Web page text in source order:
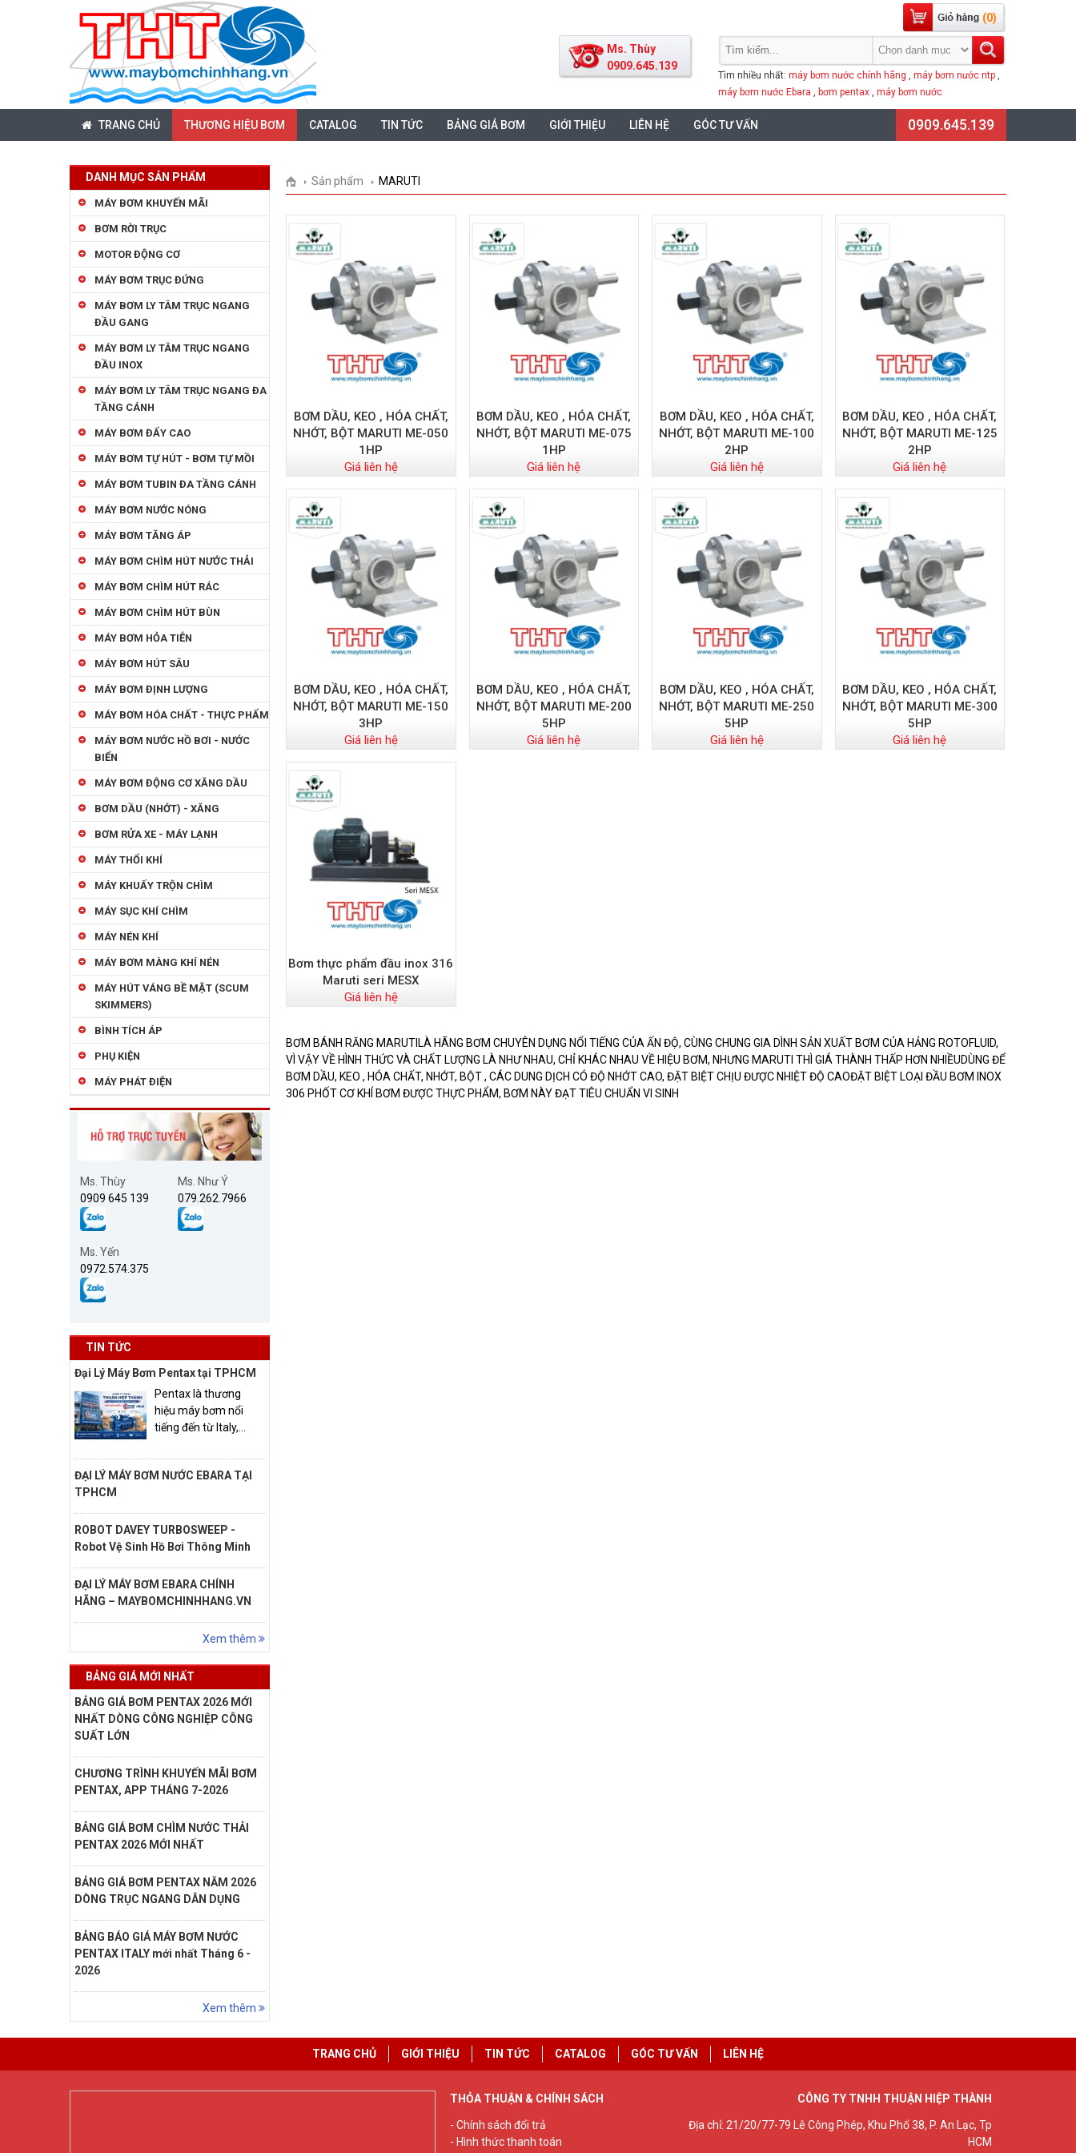
(0)
Tìm nhiều nhất: máy bơm nước chính hãng , máy bơm nước ntp ,
máy bơm nước Ebara , bơm pentax , máy bơm nước
Ms. Thùy
0909.645.139
TRANG CHỦ THƯƠNG HIỆU BƠM CATALOG TIN TỨC BẢNG GIÁ BƠM GIỚI THIỆU LIÊN HỆ GÓC TƯ VẤN 0909.645.139
DANH MỤC SẢN PHẨM
MÁY BƠM KHUYẾN MÃI
BƠM RỜI TRỤC
MOTOR ĐỘNG CƠ
MÁY BƠM TRỤC ĐỨNG
MÁY BƠM LY TÂM TRỤC NGANG
ĐẦU GANG
MÁY BƠM LY TÂM TRỤC NGANG
ĐẦU INOX
MÁY BƠM LY TÂM TRỤC NGANG ĐA
TẦNG CÁNH
MÁY BƠM ĐẨY CAO
MÁY BƠM TỰ HÚT - BƠM TỰ MỒI
MÁY BƠM TUBIN ĐA TẦNG CÁNH
MÁY BƠM NƯỚC NÓNG
MÁY BƠM TĂNG ÁP
MÁY BƠM CHÌM HÚT NƯỚC THẢI
MÁY BƠM CHÌM HÚT RÁC
MÁY BƠM CHÌM HÚT BÙN
MÁY BƠM HỎA TIỄN
MÁY BƠM HÚT SÂU
MÁY BƠM ĐỊNH LƯỢNG
MÁY BƠM HÓA CHẤT - THỰC PHẨM
MÁY BƠM NƯỚC HỒ BƠI - NƯỚC
BIỂN
MÁY BƠM ĐỘNG CƠ XĂNG DẦU
BƠM DẦU (NHỚT) - XĂNG
BƠM RỬA XE - MÁY LẠNH
MÁY THỔI KHÍ
MÁY KHUẤY TRỘN CHÌM
MÁY SỤC KHÍ CHÌM
MÁY NÉN KHÍ
MÁY BƠM MÀNG KHÍ NÉN
MÁY HÚT VÁNG BỀ MẶT (SCUM
SKIMMERS)
BÌNH TÍCH ÁP
PHỤ KIỆN
MÁY PHÁT ĐIỆN
Ms. Thùy
0909 645 139
Ms. Như Ý
079.262.7966
Ms. Yến
0972.574.375
TIN TỨC
Đại Lý Máy Bơm Pentax tại TPHCM
Pentax là thương
hiệu máy bơm nổi
tiếng đến từ Italy,...
ĐẠI LÝ MÁY BƠM NƯỚC EBARA TẠI
TPHCM
ROBOT DAVEY TURBOSWEEP -
Robot Vệ Sinh Hồ Bơi Thông Minh
ĐẠI LÝ MÁY BƠM EBARA CHÍNH
HÃNG – MAYBOMCHINHHANG.VN
Xem thêm
BẢNG GIÁ MỚI NHẤT
BẢNG GIÁ BƠM PENTAX 2026 MỚI
NHẤT DÒNG CÔNG NGHIỆP CÔNG
SUẤT LỚN
CHƯƠNG TRÌNH KHUYẾN MÃI BƠM
PENTAX, APP THÁNG 7-2026
BẢNG GIÁ BƠM CHÌM NƯỚC THẢI
PENTAX 2026 MỚI NHẤT
BẢNG GIÁ BƠM PENTAX NĂM 2026
DÒNG TRỤC NGANG DÂN DỤNG
BẢNG BÁO GIÁ MÁY BƠM NƯỚC
PENTAX ITALY mới nhất Tháng 6 -
2026
Xem thêm
Sản phẩm MARUTI
BƠM DẦU, KEO , HÓA CHẤT,
NHỚT, BỘT MARUTI ME-050
1HP
Giá liên hệ
BƠM DẦU, KEO , HÓA CHẤT,
NHỚT, BỘT MARUTI ME-075
1HP
Giá liên hệ
BƠM DẦU, KEO , HÓA CHẤT,
NHỚT, BỘT MARUTI ME-100
2HP
Giá liên hệ
BƠM DẦU, KEO , HÓA CHẤT,
NHỚT, BỘT MARUTI ME-125
2HP
Giá liên hệ
BƠM DẦU, KEO , HÓA CHẤT,
NHỚT, BỘT MARUTI ME-150
3HP
Giá liên hệ
BƠM DẦU, KEO , HÓA CHẤT,
NHỚT, BỘT MARUTI ME-200
5HP
Giá liên hệ
BƠM DẦU, KEO , HÓA CHẤT,
NHỚT, BỘT MARUTI ME-250
5HP
Giá liên hệ
BƠM DẦU, KEO , HÓA CHẤT,
NHỚT, BỘT MARUTI ME-300
5HP
Giá liên hệ
Bơm thực phẩm đầu inox 316
Maruti seri MESX
Giá liên hệ
BƠM BÁNH RĂNG MARUTILÀ HÃNG BƠM CHUYÊN DỤNG NỔI TIẾNG CỦA ẤN ĐỘ, CÙNG CHUNG GIA DÌNH SẢN XUẤT BƠM CỦA HẢNG ROTOFLUID,
VÌ VẬY VỀ HÌNH THỨC VÀ CHẤT LƯỢNG LÀ NHƯ NHAU, CHỈ KHÁC NHAU VỀ HIỆU BƠM, NHƯNG MARUTI THÌ GIÁ THÀNH THẤP HƠN NHIỀUDÙNG ĐỂ
BƠM DẦU, KEO , HÓA CHẤT, NHỚT, BỘT , CÁC DUNG DỊCH CÓ ĐỘ NHỚT CAO, ĐẶT BIỆT CHỊU ĐƯỢC NHIỆT ĐỘ CAOĐẶT BIỆT LOẠI ĐẦU BƠM INOX
306 PHỐT CƠ KHÍ BƠM ĐƯỢC THỰC PHẨM, BƠM NÀY ĐẠT TIÊU CHUẨN VI SINH
TRANG CHỦ GIỚI THIỆU TIN TỨC CATALOG GÓC TƯ VẤN LIÊN HỆ
THỎA THUẬN & CHÍNH SÁCH
- Chính sách đổi trả
- Hình thức thanh toán
CÔNG TY TNHH THUẬN HIỆP THÀNH
Địa chỉ: 21/20/77-79 Lê Công Phép, Khu Phố 38, P. An Lạc, Tp
HCM